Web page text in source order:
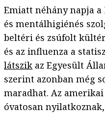
Emiatt néhány napja
és mentálhigiénés
beltéri és zsúfolt
és az influenza a
látszik az Egyesült
szerint azonban még
maradhat. Az
óvatosan